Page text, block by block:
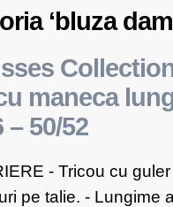
‘bluza
maneca
– 50/52
- Tricou cu
pe talie. - Lungime